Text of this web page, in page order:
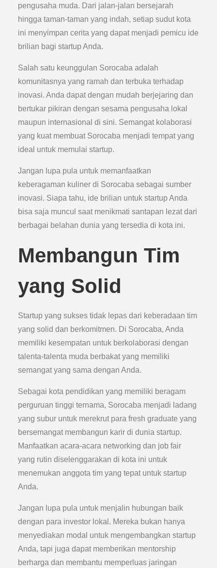
pengusaha muda. Dari jalan-jalan bersejarah
hingga taman-taman yang indah, setiap sudut kota
ini menyimpan cerita yang dapat menjadi pemicu ide
brilian bagi startup Anda.
Salah satu keunggulan Sorocaba adalah
komunitasnya yang ramah dan terbuka terhadap
inovasi. Anda dapat dengan mudah berjejaring dan
bertukar pikiran dengan sesama pengusaha lokal
maupun internasional di sini. Semangat kolaborasi
yang kuat membuat Sorocaba menjadi tempat yang
ideal untuk memulai startup.
Jangan lupa pula untuk memanfaatkan
keberagaman kuliner di Sorocaba sebagai sumber
inovasi. Siapa tahu, ide brilian untuk startup Anda
bisa saja muncul saat menikmati santapan lezat dari
berbagai belahan dunia yang tersedia di kota ini.
Membangun Tim
yang Solid
Startup yang sukses tidak lepas dari keberadaan tim
yang solid dan berkomitmen. Di Sorocaba, Anda
memiliki kesempatan untuk berkolaborasi dengan
talenta-talenta muda berbakat yang memiliki
semangat yang sama dengan Anda.
Sebagai kota pendidikan yang memiliki beragam
perguruan tinggi ternama, Sorocaba menjadi ladang
yang subur untuk merekrut para fresh graduate yang
bersemangat membangun karir di dunia startup.
Manfaatkan acara-acara networking dan job fair
yang rutin diselenggarakan di kota ini untuk
menemukan anggota tim yang tepat untuk startup
Anda.
Jangan lupa pula untuk menjalin hubungan baik
dengan para investor lokal. Mereka bukan hanya
menyediakan modal untuk mengembangkan startup
Anda, tapi juga dapat memberikan mentorship
berharga dan membantu memperluas jaringan